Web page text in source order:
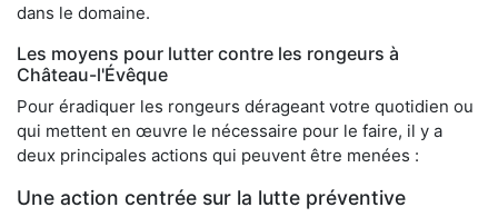
dans le domaine.
Les moyens pour lutter contre les rongeurs à
Château-l'Évêque
Pour éradiquer les rongeurs dérageant votre quotidien ou
qui mettent en œuvre le nécessaire pour le faire, il y a
deux principales actions qui peuvent être menées :
Une action centrée sur la lutte préventive